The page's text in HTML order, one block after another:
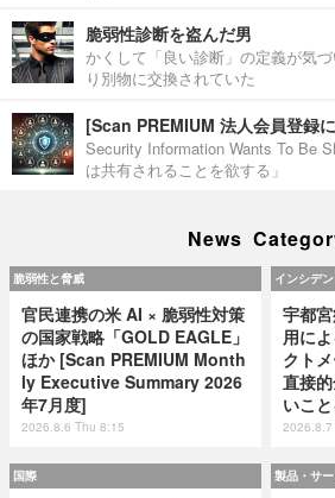
脆弱性診断を盗んだ男
かくして「良い診断」の定義が気
り別物に交換されていた
[Scan PREMIUM 法人会員登録
Security Information Wants To Be
は共有されることを欲する」
News
脆弱性と脅威
官民連携の米 AI × 脆弱性対策
の国家戦略「GOLD EAGLE」
ほか [Scan PREMIUM Month
ly Executive Summary 2026
年7月度]
2026.8.6 Thu 8:15
インシデ
宇都
用に
クト
直接
いこ
2026.8.7
国際 製品・サ